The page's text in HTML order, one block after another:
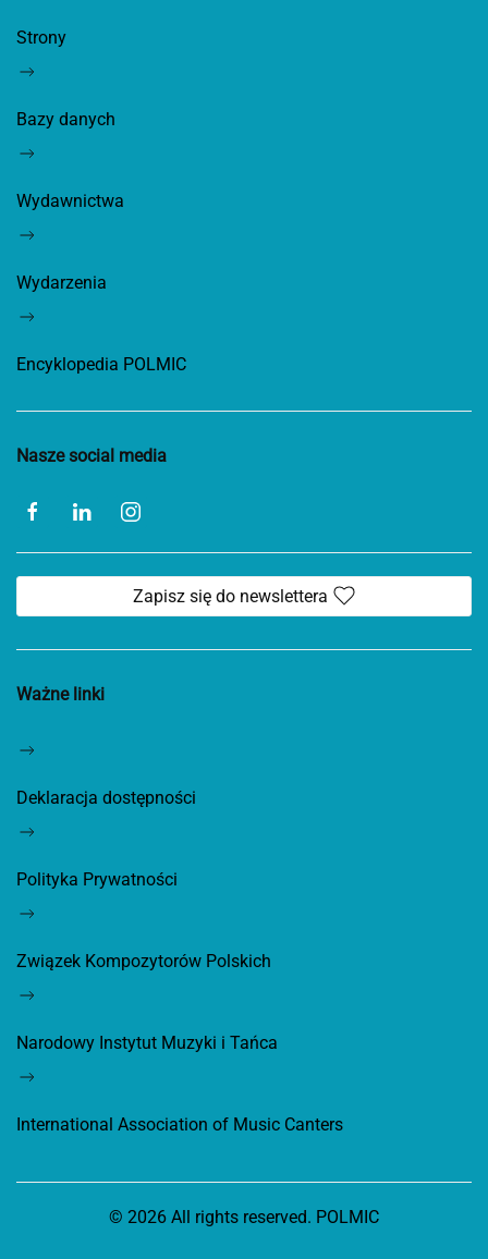
Strony
Bazy danych
Wydawnictwa
Wydarzenia
Encyklopedia POLMIC
Nasze social media
Zapisz się do newslettera
Ważne linki
Deklaracja dostępności
Polityka Prywatności
Związek Kompozytorów Polskich
Narodowy Instytut Muzyki i Tańca
International Association of Music Canters
© 2026 All rights reserved. POLMIC